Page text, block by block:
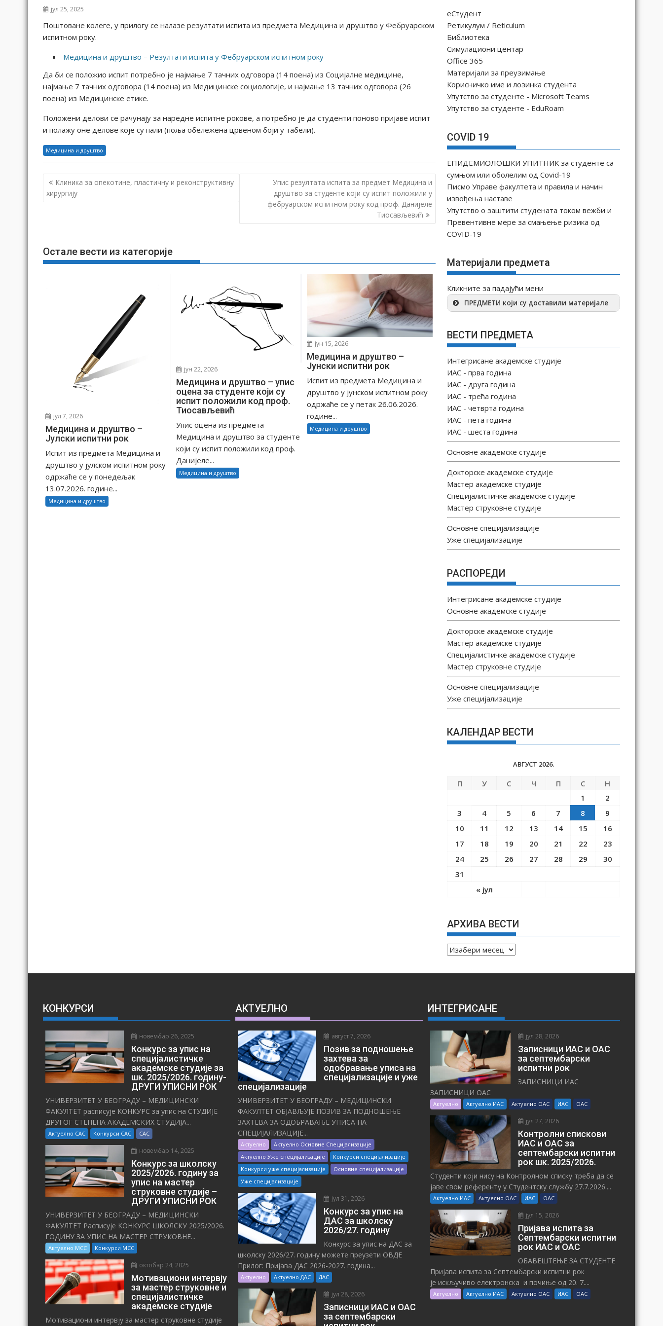
јул 25, 2025
Поштоване колеге, у прилогу се налазе резултати испита из предмета Медицина и друштво у Фебруарском
испитном року.
Медицина и друштво – Резултати испита у Фебруарском испитном року
Да би се положио испит потребно је најмање 7 тачних одговора (14 поена) из Социјалне медицине,
најмање 7 тачних одговора (14 поена) из Медицинске социологије, и најмање 13 тачних одговора (26
поена) из Медицинске етике.
Положени делови се рачунају за наредне испитне рокове, а потребно је да студенти поново пријаве испит
и полажу оне делове које су пали (поља обележена црвеном боји у табели).
Медицина и друштво
К
р
њ
е
Клиника за опекотине, пластичну и реконструктивну
хирургију
Упис резултата испита за предмет Медицина и
друштво за студенте који су испит положили у
фебруарском испитном року код проф. Данијеле
Тиосављевић
Остале вести из категорије
јул 7, 2026
Медицина и друштво –
Јулски испитни рок
Испит из предмета Медицина и
друштво у јулском испитном року
одржаће се у понедељак
13.07.2026. године...
Медицина и друштво
јун 22, 2026
Медицина и друштво – упис
оцена за студенте који су
испит положили код проф.
Тиосављевић
Упис оцена из предмета
Медицина и друштво за студенте
који су испит положили код проф.
Данијеле...
Медицина и друштво
јун 15, 2026
Медицина и друштво –
Јунски испитни рок
Испит из предмета Медицина и
друштво у јунском испитном року
одржаће се у петак 26.06.2026.
године...
Медицина и друштво
еСтудент
Ретикулум / Reticulum
Библиотека
Симулациони центар
Office 365
Материјали за преузимање
Корисничко име и лозинка студента
Упутство за студенте - Microsoft Teams
Упутство за студенте - EduRoam
COVID 19
ЕПИДЕМИОЛОШКИ УПИТНИК за студенте са
сумњом или оболелим од Covid-19
Писмо Управе факултета и правила и начин
извођења наставе
Упутство о заштити студената током вежби и
Превентивне мере за смањење ризика од
COVID-19
Материјали предмета
Кликните за падајући мени
ПРЕДМЕТИ који су доставили материјале
ВЕСТИ ПРЕДМЕТА
Интегрисане академске студије
ИАС - прва година
ИАС - друга година
ИАС - трећа година
ИАС - четврта година
ИАС - пета година
ИАС - шеста година
Основне академске студије
Докторске академске студије
Мастер академске студије
Специјалистичке академске студије
Мастер струковне студије
Основне специјализације
Уже специјализације
РАСПОРЕДИ
Интегрисане академске студије
Основне академске студије
Докторске академске студије
Мастер академске студије
Специјалистичке академске студије
Мастер струковне студије
Основне специјализације
Уже специјализације
КАЛЕНДАР ВЕСТИ
АВГУСТ 2026.
П У С Ч П С Н
« јул
1
2
3
4 5 6 7 8
9
10
11 12 13 14 15
16
17
18 19 20 21 22
23
24
25 26 27 28 29
30
31
АРХИВА ВЕСТИ
А
Х
А
В
Е
С
Т
И
КОНКУРСИ
новембар 26, 2025
Конкурс за упис на
специјалистичке
академске студије за
шк. 2025/2026. годину-
ДРУГИ УПИСНИ РОК
УНИВЕРЗИТЕТ У БЕОГРАДУ – МЕДИЦИНСКИ
ФАКУЛТЕТ расписује КОНКУРС за упис на СТУДИЈЕ
ДРУГОГ СТЕПЕНА АКАДЕМСКИХ СТУДИЈА...
Актуелно САС Конкурси САС САС
новембар 14, 2025
Конкурс за школску
2025/⁠2026. годину за
упис на мастер
струковне студије –
ДРУГИ УПИСНИ РОК
УНИВЕРЗИТЕТ У БЕОГРАДУ – МЕДИЦИНСКИ
ФАКУЛТЕТ Расписује КОНКУРС ШКОЛСКУ 2025/⁠2026.
ГОДИНУ ЗА УПИС НА МАСТЕР СТРУКОВНЕ...
Актуелно МСС Конкурси МСС
октобар 24, 2025
Мотивациони интервју
за мастер струковне и
специјалистичке
академске студије
Мотивациони интервју за мастер струковне студије
АКТУЕЛНО
август 7, 2026
Позив за подношење
захтева за
одобравање уписа на
специјализације и уже
специјализације
УНИВЕРЗИТЕТ У БЕОГРАДУ – МЕДИЦИНСКИ
ФАКУЛТЕТ ОБЈАВЉУЈЕ ПОЗИВ ЗА ПОДНОШЕЊЕ
ЗАХТЕВА ЗА ОДОБРАВАЊЕ УПИСА НА
СПЕЦИЈАЛИЗАЦИЈЕ...
Актуелно
Актуелно Основне Специјализације
Актуелно Уже специјализације
Конкурси специјализације
Конкурси уже специјализације
Основне специјализације
Уже специјализације
јул 31, 2026
Конкурс за упис на
ДАС за школску
2026/27. годину
Конкурс за упис на ДАС за
школску 2026/27. годину можете преузети ОВДЕ
Прилог: Пријава ДАС 2026-2027. година...
Актуелно Актуелно ДАС ДАС
јул 28, 2026
Записници ИАС и ОАС
за септембарски
ИНТЕГРИСАНЕ
јул 28, 2026
Записници ИАС и ОАС
за септембарски
испитни рок
ЗАПИСНИЦИ ИАС
ЗАПИСНИЦИ ОАС
Актуелно Актуелно ИАС Актуелно ОАС ИАС ОАС
јул 27, 2026
Контролни спискови
ИАС и ОАС за
септембарски испитни
рок шк. 2025/2026.
Студенти који нису на Контролном списку треба да се
јаве свом референту у Студентску службу 27.7.2026....
Актуелно ИАС Актуелно ОАС ИАС ОАС
јул 15, 2026
Пријава испита за
Септембарски испитни
рок ИАС и ОАС
ОБАВЕШТЕЊЕ ЗА СТУДЕНТЕ
Пријава испита за Септембарски испитни рок
је искључиво електронска и почиње од 20. 7....
Актуелно Актуелно ИАС Актуелно ОАС ИАС ОАС